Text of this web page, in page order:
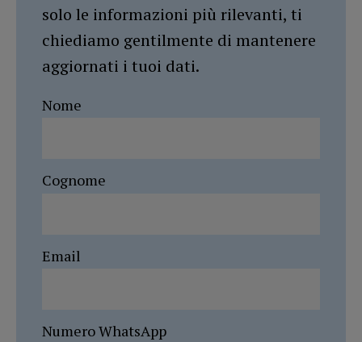
solo le informazioni più rilevanti, ti
chiediamo gentilmente di mantenere
aggiornati i tuoi dati.
Nome
Cognome
Email
Numero WhatsApp